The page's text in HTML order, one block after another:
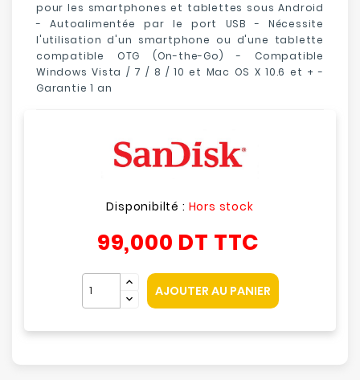
pour les smartphones et tablettes sous Android
- Autoalimentée par le port USB - Nécessite
l'utilisation d'un smartphone ou d'une tablette
compatible OTG (On-the-Go) - Compatible
Windows Vista / 7 / 8 / 10 et Mac OS X 10.6 et + -
Garantie 1 an
Disponibilté : Hors stock
99,000 DT TTC
AJOUTER AU PANIER